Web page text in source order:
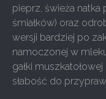
pieprz, świeża natka
śmiałków) oraz
wersji bardziej po
namoczonej w
gałki
słabość do